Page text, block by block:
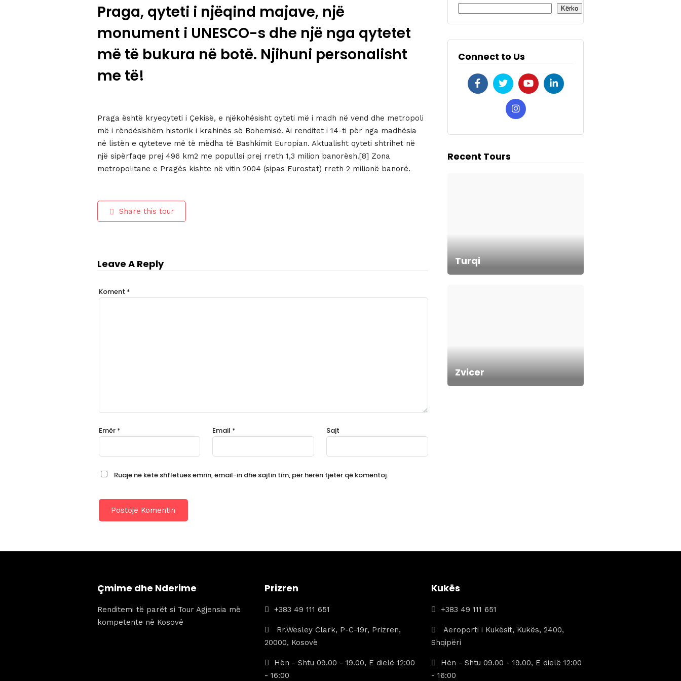
Praga, qyteti i njëqind majave, një
monument i UNESCO-s dhe një nga qytetet
më të bukura në botë. Njihuni personalisht
me të!
Praga është kryeqyteti i Çekisë, e njëkohësisht qyteti më i madh në vend dhe metropoli
më i rëndësishëm historik i krahinës së Bohemisë. Ai renditet i 14-ti për nga madhësia
në listën e qyteteve më të mëdha të Bashkimit Europian. Aktualisht qyteti shtrihet në
një sipërfaqe prej 496 km2 me popullsi prej rreth 1,3 milion banorësh.[8] Zona
metropolitane e Pragës kishte në vitin 2004 (sipas Eurostat) rreth 2 milionë banorë.
Share this tour
Leave A Reply
Koment *
Emër * Email * Sajt
Ruaje në këtë shfletues emrin, email-in dhe sajtin tim, për herën tjetër që komentoj.
Kërko
Connect to Us
Recent Tours
Turqi
Zvicer
Çmime dhe Nderime
Renditemi të parët si Tour Agjensia më
kompetente në Kosovë
Prizren
+383 49 111 651
Rr.Wesley Clark, P-C-19r, Prizren,
20000, Kosovë
Hën - Shtu 09.00 - 19.00, E dielë 12:00
- 16:00
Kukës
+383 49 111 651
Aeroporti i Kukësit, Kukës, 2400,
Shqipëri
Hën - Shtu 09.00 - 19.00, E dielë 12:00
- 16:00